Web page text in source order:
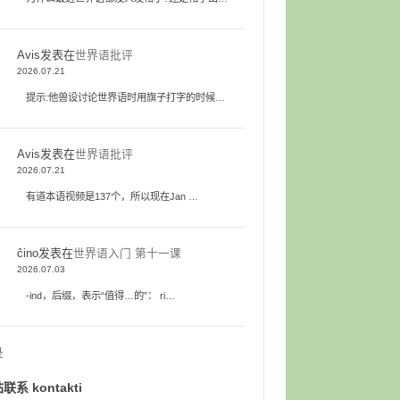
Avis发表在世界语批评
2026.07.21
提示:他兽设讨论世界语时用旗子打字的时候…
Avis发表在世界语批评
2026.07.21
有道本语视频是137个，所以现在Jan …
ĉino发表在世界语入门 第十一课
2026.07.03
-ind，后缀，表示“值得…的”： ri…
联系 kontakti